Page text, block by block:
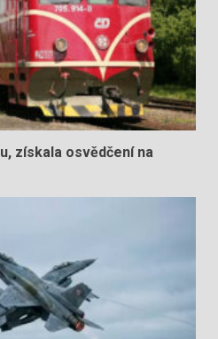
získala osvědčení na